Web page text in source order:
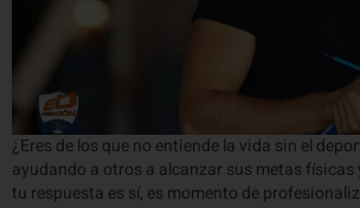
¿Eres de los que no entiende la vida sin el
ayudando a otros a alcanzar sus metas físicas
tu respuesta es sí, es momento de